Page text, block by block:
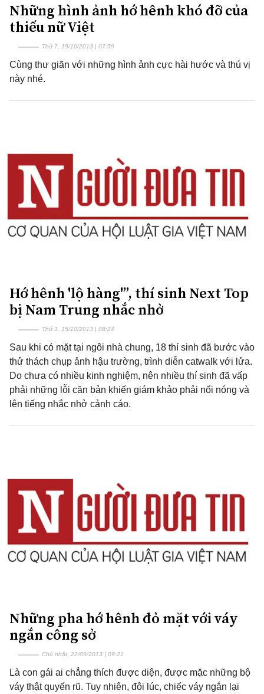
Những hình ảnh hớ hênh khó đỡ của
thiếu nữ Việt
Thứ 7, 19/10/2013 | 07:59
Cùng thư giãn với những hình ảnh cực hài hước và thú vị
này nhé.
Hớ hênh 'lộ hàng'”, thí sinh Next Top
bị Nam Trung nhắc nhở
Thứ 3, 15/10/2013 | 08:24
Sau khi có mặt tại ngôi nhà chung, 18 thí sinh đã bước vào
thử thách chụp ảnh hậu trường, trình diễn catwalk với lửa.
Do chưa có nhiều kinh nghiệm, nên nhiều thí sinh đã vấp
phải những lỗi căn bản khiến giám khảo phải nổi nóng và
lên tiếng nhắc nhở cảnh cáo.
Những pha hớ hênh đỏ mặt với váy
ngắn công sở
Chủ nhật, 22/09/2013 | 09:21
Là con gái ai chẳng thích được diện, được mặc những bộ
váy thật quyến rũ. Tuy nhiên, đôi lúc, chiếc váy ngắn lại